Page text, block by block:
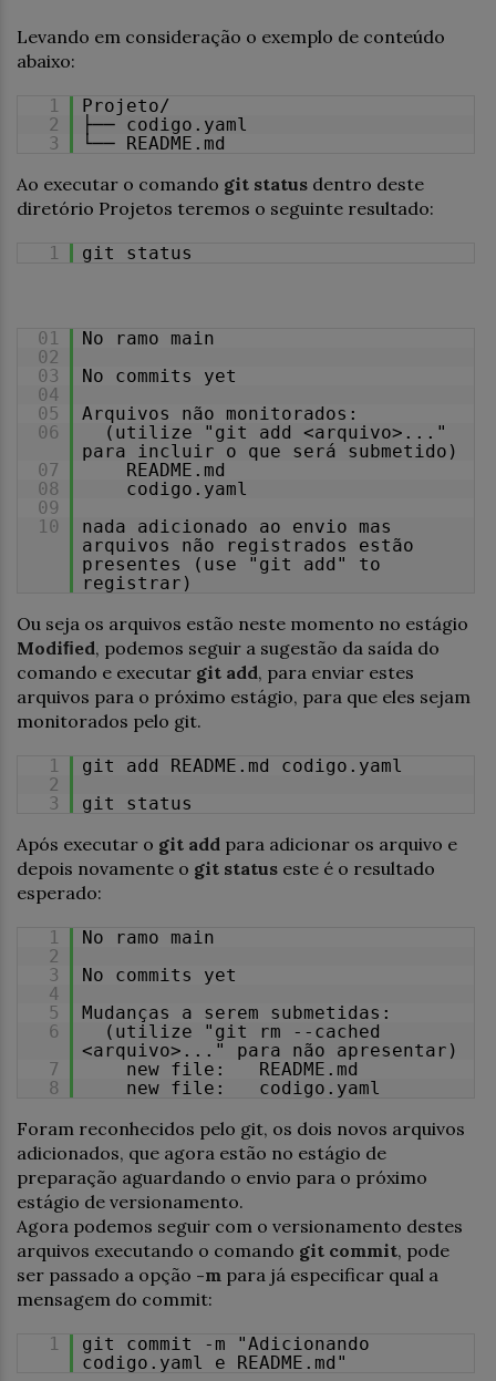
Levando em consideração o exemplo de conteúdo
abaixo:
1
Projeto/
2
├── codigo.yaml
3
└── README.md
Ao executar o comando git status dentro deste
diretório Projetos teremos o seguinte resultado:
1 git status
01
No ramo main
02
03
No commits yet
04
05
Arquivos não monitorados:
06
(utilize "git add <arquivo>..."
para incluir o que será submetido)
07
README.md
08
codigo.yaml
09
10
nada adicionado ao envio mas
arquivos não registrados estão
presentes (use "git add" to
registrar)
Ou seja os arquivos estão neste momento no estágio
Modiﬁed, podemos seguir a sugestão da saída do
comando e executar git add, para enviar estes
arquivos para o próximo estágio, para que eles sejam
monitorados pelo git.
1
git add README.md codigo.yaml
2
3
git status
Após executar o git add para adicionar os arquivo e
depois novamente o git status este é o resultado
esperado:
1
No ramo main
2
3
No commits yet
4
5
Mudanças a serem submetidas:
6
(utilize "git rm --cached
<arquivo>..." para não apresentar)
7
new file: README.md
8
new file: codigo.yaml
Foram reconhecidos pelo git, os dois novos arquivos
adicionados, que agora estão no estágio de
preparação aguardando o envio para o próximo
estágio de versionamento.
Agora podemos seguir com o versionamento destes
arquivos executando o comando git commit, pode
ser passado a opção -m para já especificar qual a
mensagem do commit:
1
git commit -m "Adicionando
codigo.yaml e README.md"